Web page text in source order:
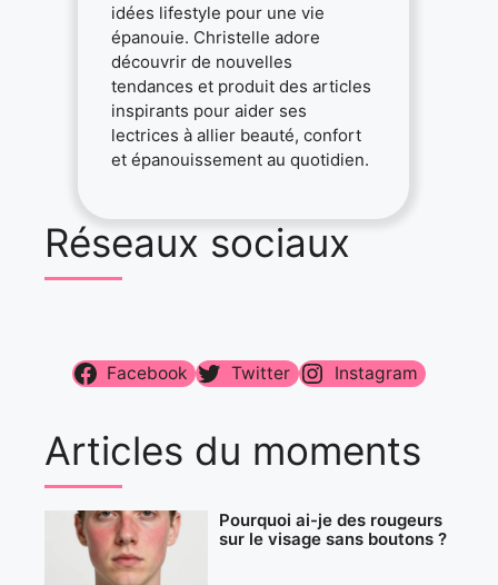
idées lifestyle pour une vie
épanouie. Christelle adore
découvrir de nouvelles
tendances et produit des articles
inspirants pour aider ses
lectrices à allier beauté, confort
et épanouissement au quotidien.
Réseaux sociaux
Facebook Twitter Instagram
Articles du moments
Pourquoi ai-je des rougeurs
sur le visage sans boutons ?